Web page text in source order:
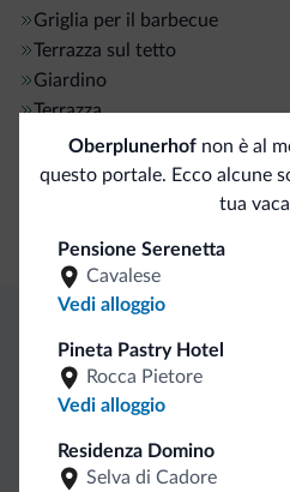
Griglia per il barbecue
Terrazza sul tetto
Giardino
Terrazza
Servizi ed extra
Oberplunerhof non è al
questo portale. Ecco alcune
tua
Pensione Serenetta
Cavalese
Vedi alloggio
Pineta Pastry Hotel
Rocca Pietore
Vedi alloggio
Residenza Domino
Selva di Cadore
Vantaggi esclusivi
diretto
vantaggiose